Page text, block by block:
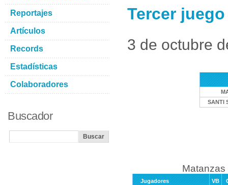
Tercer
3 de octubre
SANTI
Matanzas
Jugadores VB
Reportajes
Artículos
Records
Estadísticas
Colaboradores
Buscador